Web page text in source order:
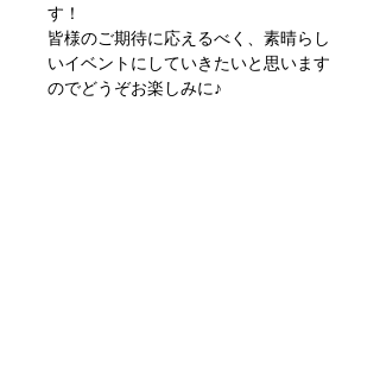
す！
皆様のご期待に応えるべく、素晴らし
いイベントにしていきたいと思います
のでどうぞお楽しみに♪